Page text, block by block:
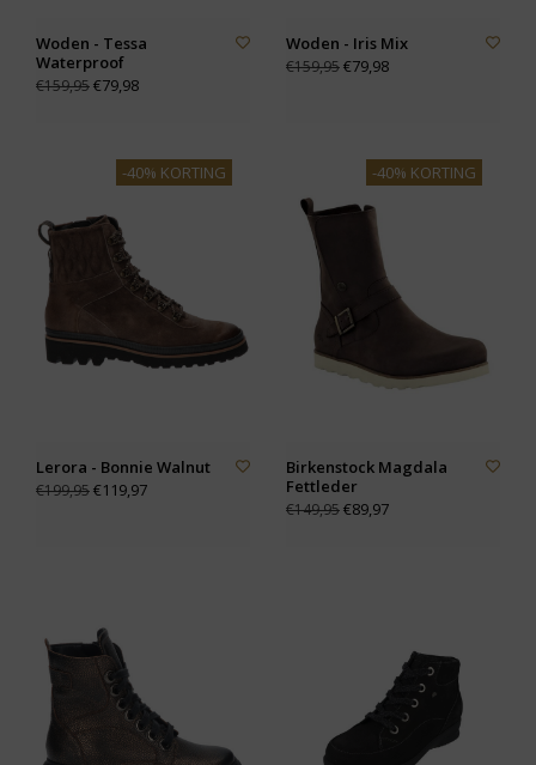
Woden - Tessa
Waterproof
€159,95€79,98
Woden - Iris Mix
€159,95€79,98
-40% KORTING
Lerora - Bonnie Walnut
€199,95€119,97
-40% KORTING
Birkenstock Magdala
Fettleder
€149,95€89,97